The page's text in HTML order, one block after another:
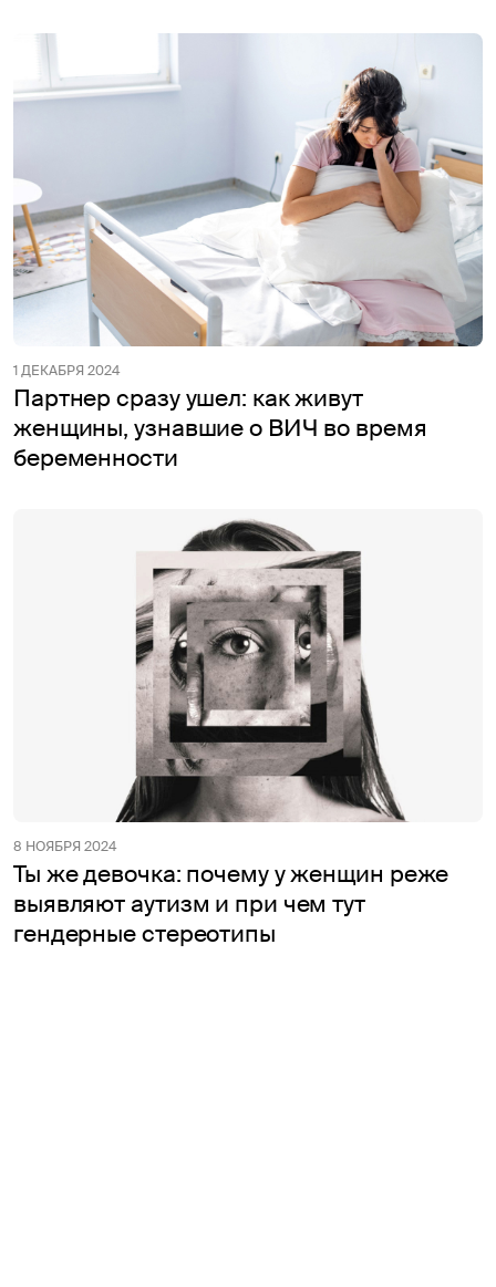
1 ДЕКАБРЯ 2024
Партнер сразу ушел: как живут
женщины, узнавшие о ВИЧ во время
беременности
8 НОЯБРЯ 2024
Ты же девочка: почему у женщин реже
выявляют аутизм и при чем тут
гендерные стереотипы